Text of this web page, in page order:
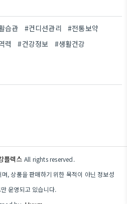
습관 #컨디션관리
#전통보약
력 #건강정보 #생활건강
플렉스 All rights reserved.
, 상품을 판매하기 위한 목적이 아닌 정보성
운영되고 있습니다.